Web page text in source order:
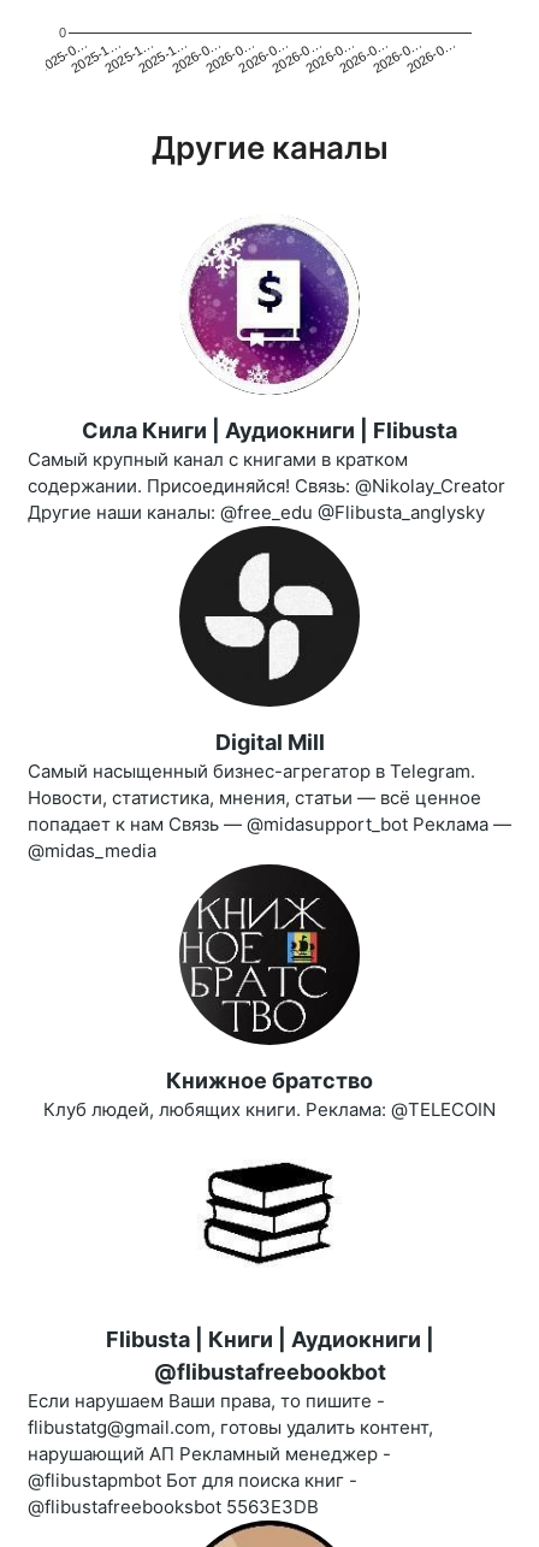
2025-0…2025-1…2025-1…2025-1…2026-0…2026-0…2026-0…2026-0…2026-0…2026-0…2026-0…2026-0…
0
Другие каналы
Сила Книги | Аудиокниги | Flibusta
Самый крупный канал с книгами в кратком
содержании. Присоединяйся! Связь: @Nikolay_Creator
Другие наши каналы: @free_edu @Flibusta_anglysky
Digital Mill
Самый насыщенный бизнес-агрегатор в Telegram.
Новости, статистика, мнения, статьи — всё ценное
попадает к нам Связь — @midasupport_bot Реклама —
@midas_media
Книжное братство
Клуб людей, любящих книги. Реклама: @TELECOIN
Flibusta | Книги | Аудиокниги |
@flibustafreebookbot
Если нарушаем Ваши права, то пишите -
flibustatg@gmail.com, готовы удалить контент,
нарушающий АП Рекламный менеджер -
@flibustapmbot Бот для поиска книг -
@flibustafreebooksbot 5563E3DB